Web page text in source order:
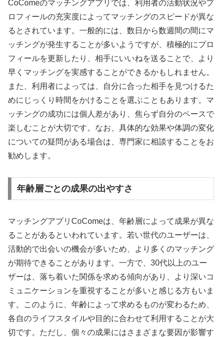
CoComeのマッチングアプリでは、利用者の活動状況やプ
ロフィールの充実度によってマッチングのスピードが異な
るとされています。一般的には、数日から数週間の間にマ
ッチングが発生することが多いようですが、積極的にプロ
フィールを更新したり、相手にいいねを送ることで、より
早くマッチングを実感することができるかもしれません。
また、利用者によっては、自分に合った相手を見つけるた
めにじっくり時間をかけることを選ぶこともあります。マ
ッチングの成功には個人差があり、焦らず自分のペースで
楽しむことが大切です。なお、具体的な効果や体調の変化
についての疑問がある場合は、専門家に相談することをお
勧めします。
年齢層ごとの成果の出やすさ
マッチングアプリCoComeは、年齢層によって成果が異な
ることがあるといわれています。若い世代のユーザーは、
活動的で出会いの機会が多いため、より多くのマッチング
が期待できることがあります。一方で、30代以上のユー
ザーは、落ち着いた関係を求める傾向があり、より深いコ
ミュニケーションを重視することが多いと感じる方もいま
す。このように、年齢によって求めるものが変わるため、
各自のライフスタイルや目的に合わせて利用することが大
切です。ただし、個々の成果にはさまざまな要因が影響す